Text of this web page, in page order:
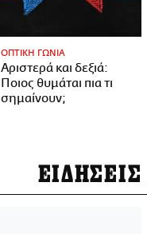
ΟΠΤΙΚΗ ΓΩΝΙΑ
Αριστερά και δεξιά:
Ποιος θυμάται πια τι
σημαίνουν;
ΕΙΔΗΣΕΙΣ